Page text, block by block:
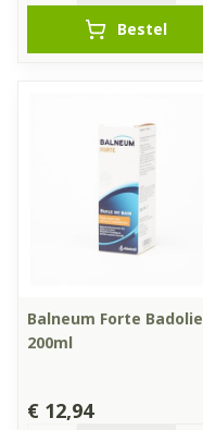
Bestel
Balneum Forte Badolie
200ml
€ 12,94